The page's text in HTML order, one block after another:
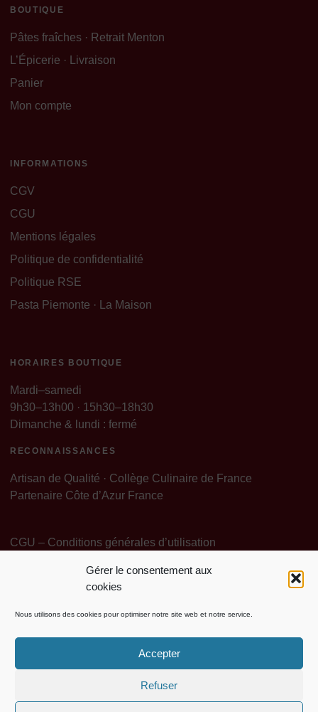
Gérer le consentement aux
cookies
Nous utilisons des cookies pour optimiser notre site web et notre service.
Accepter
Refuser
BOUTIQUE
Pâtes fraîches · Retrait Menton
L’Épicerie · Livraison
Panier
Mon compte
INFORMATIONS
CGV
CGU
Mentions légales
Politique de confidentialité
Politique RSE
Pasta Piemonte · La Maison
HORAIRES BOUTIQUE
Mardi–samedi
9h30–13h00 · 15h30–18h30
Dimanche & lundi : fermé
RECONNAISSANCES
Artisan de Qualité · Collège Culinaire de France
Partenaire Côte d’Azur France
CGU – Conditions générales d’utilisation
Politique de ConfidentialitéMentions légales
PASTA PIEMONTE SAS · 34, rue Partouneaux, 06500 Menton · RCS Nice